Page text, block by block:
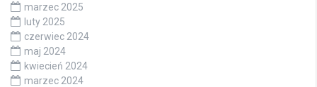
marzec 2025
luty 2025
czerwiec 2024
maj 2024
kwiecień 2024
marzec 2024